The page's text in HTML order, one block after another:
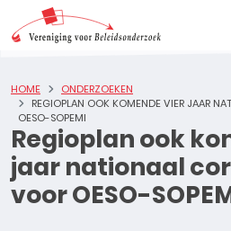
Regioplan ook
jaar nationaal
voor OESO-
HOME
ONDERZOEKEN
REGIOPLAN OOK KOMENDE VIER JAAR
OESO-SOPEMI